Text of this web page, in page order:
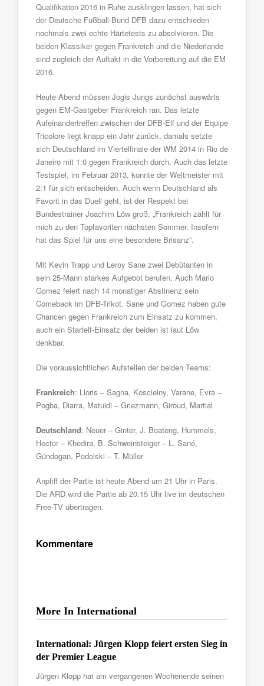
Qualifikation 2016 in Ruhe ausklingen lassen, hat sich
der Deutsche Fußball-Bund DFB dazu entschieden
nochmals zwei echte Härtetests zu absolvieren. Die
beiden Klassiker gegen Frankreich und die Niederlande
sind zugleich der Auftakt in die Vorbereitung auf die EM
2016.
Heute Abend müssen Jogis Jungs zunächst auswärts
gegen EM-Gastgeber Frankreich ran. Das letzte
Aufeinandertreffen zwischen der DFB-Elf und der Equipe
Tricolore liegt knapp ein Jahr zurück, damals setzte
sich Deutschland im Viertelfinale der WM 2014 in Rio de
Janeiro mit 1:0 gegen Frankreich durch. Auch das letzte
Testspiel, im Februar 2013, konnte der Weltmeister mit
2:1 für sich entscheiden. Auch wenn Deutschland als
Favorit in das Duell geht, ist der Respekt bei
Bundestrainer Joachim Löw groß: „Frankreich zählt für
mich zu den Topfavoriten nächsten Sommer. Insofern
hat das Spiel für uns eine besondere Brisanz“.
Mit Kevin Trapp und Leroy Sane zwei Debütanten in
sein 25-Mann starkes Aufgebot berufen. Auch Mario
Gomez feiert nach 14 monatiger Abstinenz sein
Comeback im DFB-Trikot. Sane und Gomez haben gute
Chancen gegen Frankreich zum Einsatz zu kommen,
auch ein Startelf-Einsatz der beiden ist laut Löw
denkbar.
Die voraussichtlichen Aufstellen der beiden Teams:
Frankreich: Lloris – Sagna, Koscielny, Varane, Evra –
Pogba, Diarra, Matuidi – Griezmann, Giroud, Martial
Deutschland: Neuer – Ginter, J. Boateng, Hummels,
Hector – Khedira, B. Schweinsteiger – L. Sané,
Gündogan, Podolski – T. Müller
Anpfiff der Partie ist heute Abend um 21 Uhr in Paris.
Die ARD wird die Partie ab 20:15 Uhr live im deutschen
Free-TV übertragen.
Kommentare
More In International
International: Jürgen Klopp feiert ersten Sieg in
der Premier League
Jürgen Klopp hat am vergangenen Wochenende seinen